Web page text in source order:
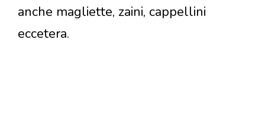
anche magliette, zaini, cappellini
eccetera.